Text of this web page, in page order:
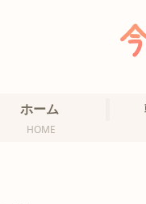
ホーム
HOME